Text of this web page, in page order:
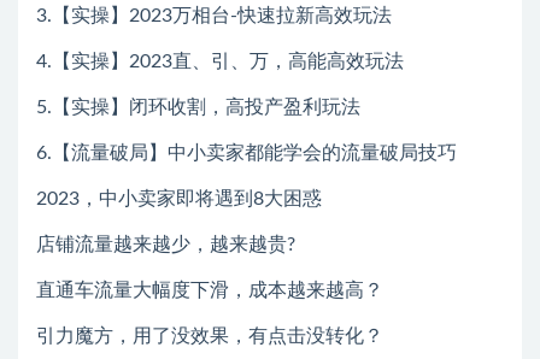
3.【实操】2023万相台-快速拉新高效玩法
4.【实操】2023直、引、万，高能高效玩法
5.【实操】闭环收割，高投产盈利玩法
6.【流量破局】中小卖家都能学会的流量破局技巧
2023，中小卖家即将遇到8大困惑
店铺流量越来越少，越来越贵?
直通车流量大幅度下滑，成本越来越高？
引力魔方，用了没效果，有点击没转化？